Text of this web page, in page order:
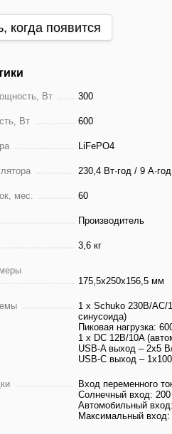
когда появится
Вт 300
Вт 600
LiFePO4
230,4 Вт·год / 9 А·год
мес. 60
Производитель
3,6 кг
175,5x250x156,5 мм
1 x Schuko 230В/AC/
синусоида)
Пиковая нагрузка:
1 х DC 12В/10A
USB-A выход – 2х5
USB-C выход –
Вход переменного
Солнечный вход:
Автомобильный
Максимальный вход: